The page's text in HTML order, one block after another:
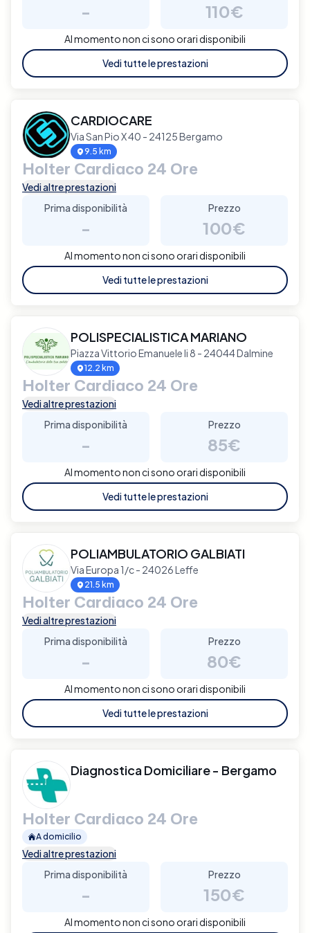
- 110€
Al momento non ci sono orari disponibili
Vedi tutte le prestazioni
CARDIOCARE
Via San Pio X 40 - 24125 Bergamo
9.5 km
Holter Cardiaco 24 Ore
Vedi altre prestazioni
Prima disponibilità
-
Prezzo
100€
Al momento non ci sono orari disponibili
Vedi tutte le prestazioni
POLISPECIALISTICA MARIANO
Piazza Vittorio Emanuele Ii 8 - 24044 Dalmine
12.2 km
Holter Cardiaco 24 Ore
Vedi altre prestazioni
Prima disponibilità
-
Prezzo
85€
Al momento non ci sono orari disponibili
Vedi tutte le prestazioni
POLIAMBULATORIO GALBIATI
Via Europa 1/c - 24026 Leffe
21.5 km
Holter Cardiaco 24 Ore
Vedi altre prestazioni
Prima disponibilità
-
Prezzo
80€
Al momento non ci sono orari disponibili
Vedi tutte le prestazioni
Diagnostica Domiciliare - Bergamo
Holter Cardiaco 24 Ore
A domicilio
Vedi altre prestazioni
Prima disponibilità
-
Prezzo
150€
Al momento non ci sono orari disponibili